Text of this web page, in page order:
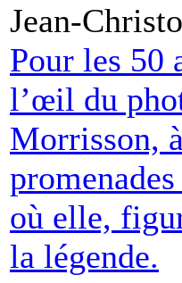
Jean-
Pour les 50
l’œil du
Morrisson,
où elle,
la légende.